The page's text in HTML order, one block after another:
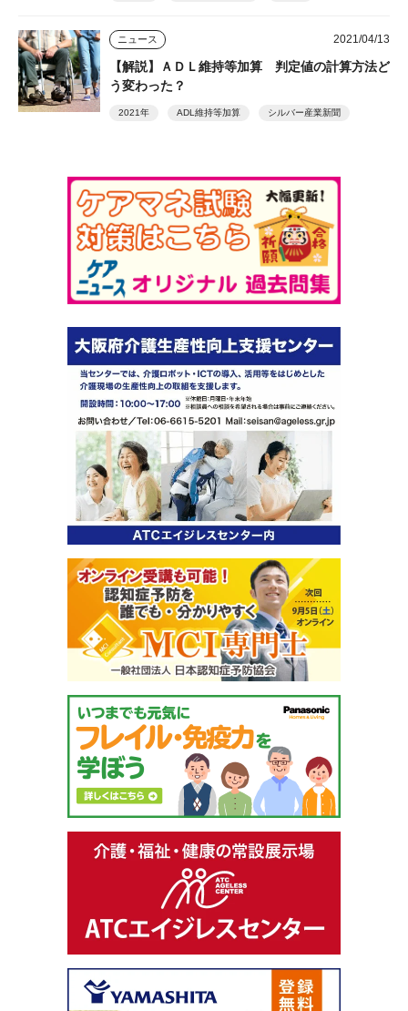
ニュース 2021/04/13
【解説】ＡＤＬ維持等加算 判定値の計算方法ど
う変わった？
2021年 ADL維持等加算 シルバー産業新聞